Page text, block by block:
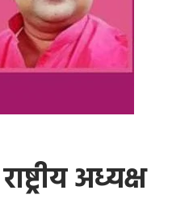
अध्यक्ष